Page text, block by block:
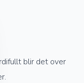
blir det over